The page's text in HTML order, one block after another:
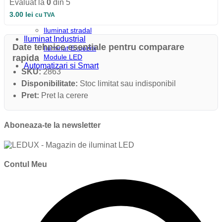
Iluminat Industrial
Iluminat Industrial
Iluminat stradal
Iluminat Industrial
Iluminat Expozitii
Module LED
Automatizari si Smart
Evaluat la 0 din 5
3.00 lei cu TVA
Date tehnice esentiale pentru comparare
rapida
SKU:2863
Disponibilitate: Stoc limitat sau indisponibil
Pret: Pret la cerere
Aboneaza-te la newsletter
Contul Meu